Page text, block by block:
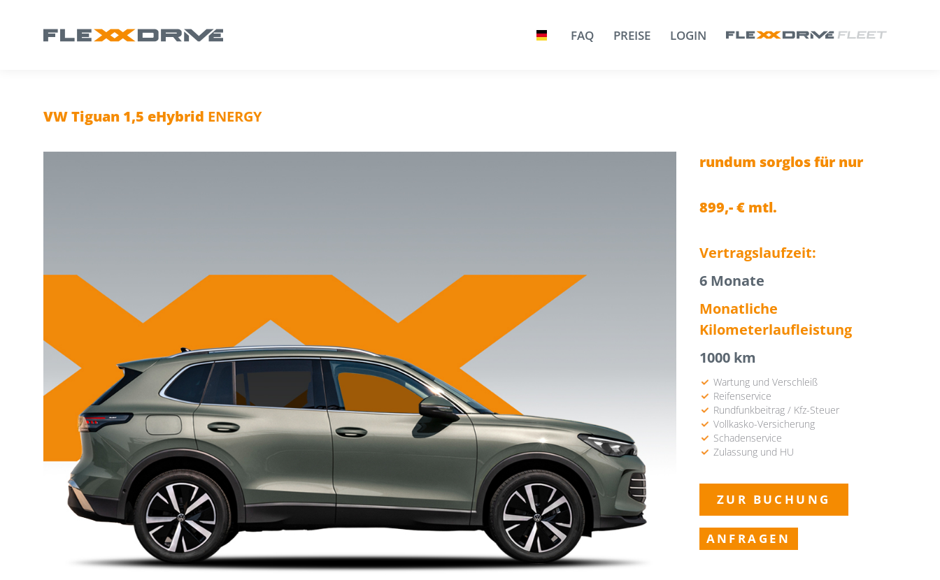
FAQ PREISE LOGIN
VW Tiguan 1,5 eHybrid ENERGY
rundum sorglos für nur
899,- € mtl.
Vertragslaufzeit:
6 Monate
Monatliche
Kilometerlaufleistung
1000 km
Wartung und Verschleiß
Reifenservice
Rundfunkbeitrag / Kfz-Steuer
Vollkasko-Versicherung
Schadenservice
Zulassung und HU
ZUR BUCHUNG
ANFRAGEN